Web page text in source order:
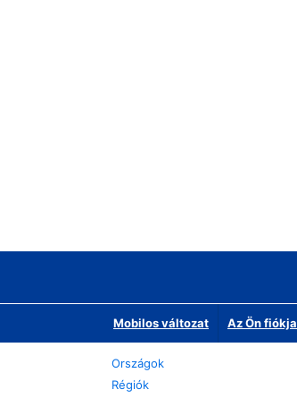
Mobilos változat Az Ön fiókja
Országok
Régiók